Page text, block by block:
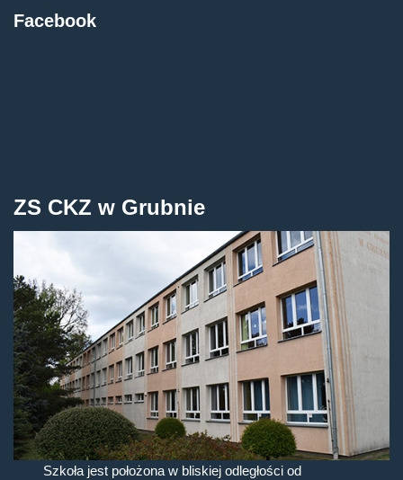
Facebook
ZS CKZ w Grubnie
Szkoła jest położona w bliskiej odległości od